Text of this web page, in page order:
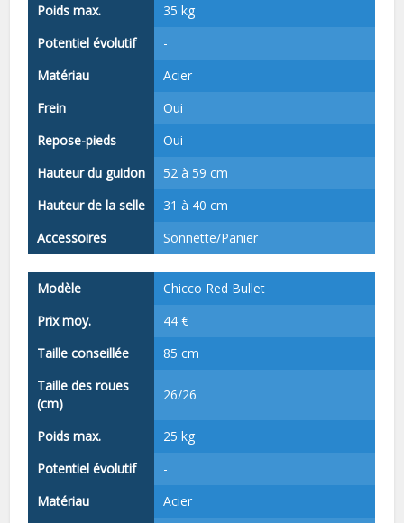
Poids max.
35 kg
Potentiel évolutif
-
Matériau
Acier
Frein
Oui
Repose-pieds
Oui
Hauteur du guidon
52 à 59 cm
Hauteur de la selle
31 à 40 cm
Accessoires
Sonnette/Panier
Modèle
Chicco Red Bullet
Prix moy.
44 €
Taille conseillée
85 cm
Taille des roues
(cm)
26/26
Poids max.
25 kg
Potentiel évolutif
-
Matériau
Acier